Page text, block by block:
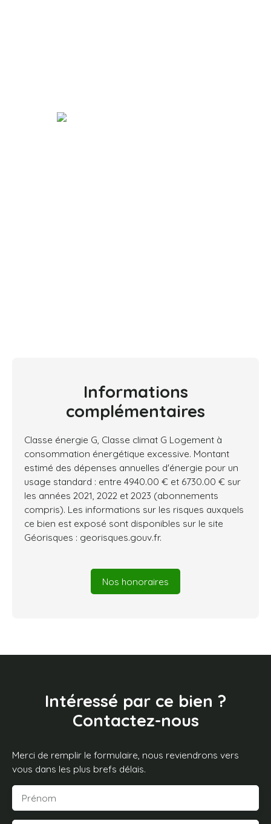
Informations
complémentaires
Classe énergie G, Classe climat G Logement à
consommation énergétique excessive. Montant
estimé des dépenses annuelles d'énergie pour un
usage standard : entre 4940.00 € et 6730.00 € sur
les années 2021, 2022 et 2023 (abonnements
compris). Les informations sur les risques auxquels
ce bien est exposé sont disponibles sur le site
Géorisques : georisques.gouv.fr.
Nos honoraires
Intéressé par ce bien ?
Contactez-nous
Merci de remplir le formulaire, nous reviendrons vers
vous dans les plus brefs délais.
Prénom